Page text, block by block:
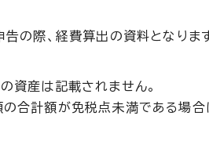
の際、経費算出の資料となりま
資産は記載されません。
合計額が免税点未満である場合